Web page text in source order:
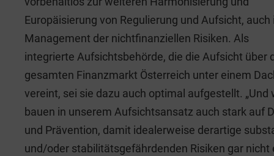
Europäisierung von Regulierung und Aufsicht, auch
Management der nichtfinanziellen Risiken. Als
integrierte Aufsichtsbehörde, die die Aufsicht über
gesamten Finanzmarkt Österreich unter einem
vereint, sei sie dazu auch optimal aufgestellt. „Und
bauen in unserem Aufsichtsansatz auch stark auf
und Prävention, damit idealerweise derartige
und/oder stabilitätsgefährdenden Risiken gar nicht